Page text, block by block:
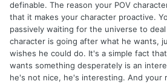
definable. The reason your POV
that it makes your character proactive.
passively waiting for the universe to
character is going after what he wants,
wishes he could do. It's a simple fact
wants something desperately is an
he's not nice, he's interesting. And your